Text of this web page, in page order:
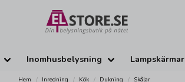
Inomhusbelysning Lampskärmar
Hem Inredning Kök Dukning Skålar